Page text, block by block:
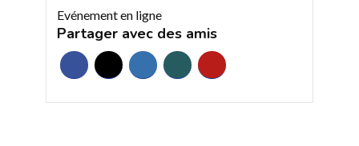
Evénement en ligne
Partager avec des amis